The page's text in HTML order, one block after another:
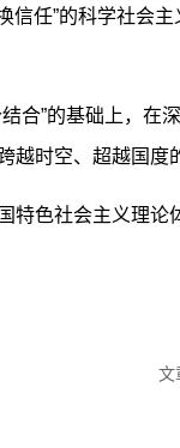
信任”的科学社会
”的基础上，在
越时空、超越国度
特色社会主义理
文